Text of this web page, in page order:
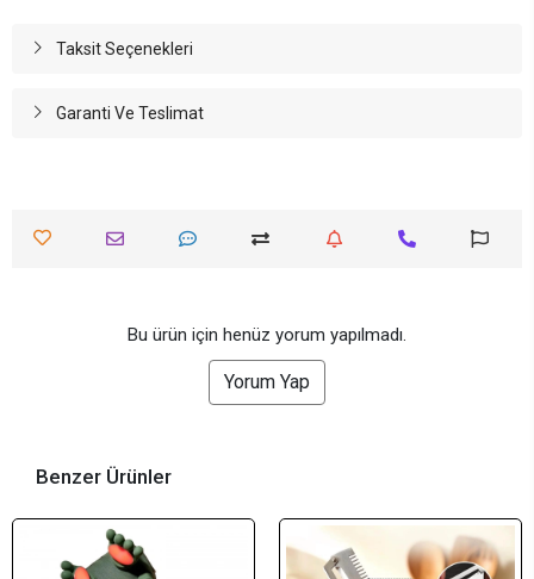
Taksit Seçenekleri
Garanti Ve Teslimat
Bu ürün için henüz yorum yapılmadı.
Yorum Yap
Benzer Ürünler